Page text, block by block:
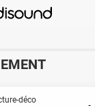
options pourrait
une force
!
déco